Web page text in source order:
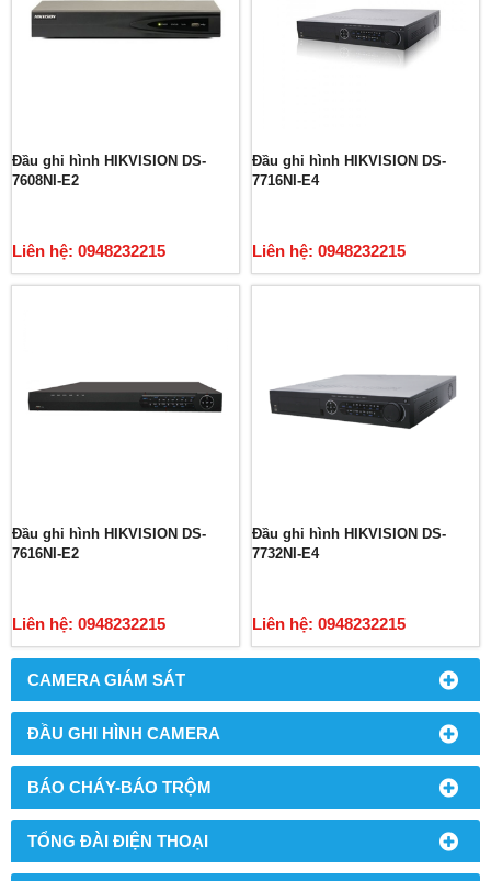
CAMERA GIÁM SÁT
ĐẦU GHI HÌNH CAMERA
BÁO CHÁY-BÁO TRỘM
TỔNG ĐÀI ĐIỆN THOẠI
Đầu ghi hình HIKVISION DS-
7608NI-E2
Liên hệ: 0948232215
Đầu ghi hình HIKVISION DS-
7716NI-E4
Liên hệ: 0948232215
Đầu ghi hình HIKVISION DS-
7616NI-E2
Liên hệ: 0948232215
Đầu ghi hình HIKVISION DS-
7732NI-E4
Liên hệ: 0948232215